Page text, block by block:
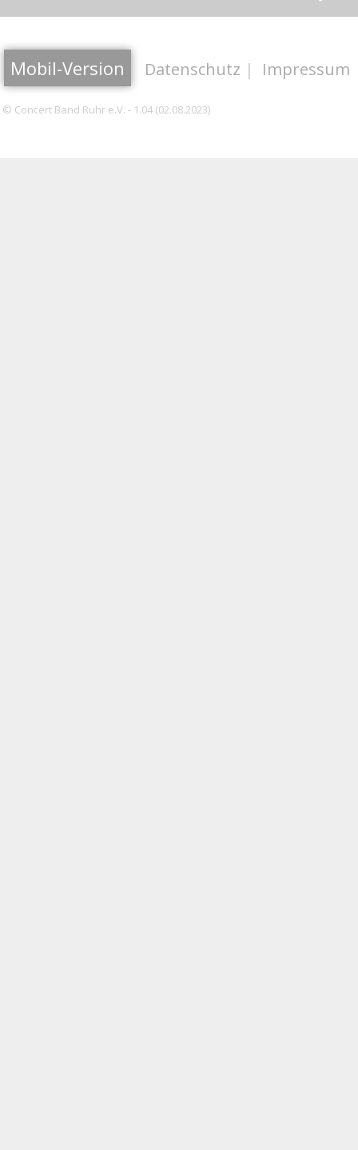
Mobil-Version Datenschutz | Impressum
© Concert Band Ruhr e.V. - 1.04 (02.08.2023)